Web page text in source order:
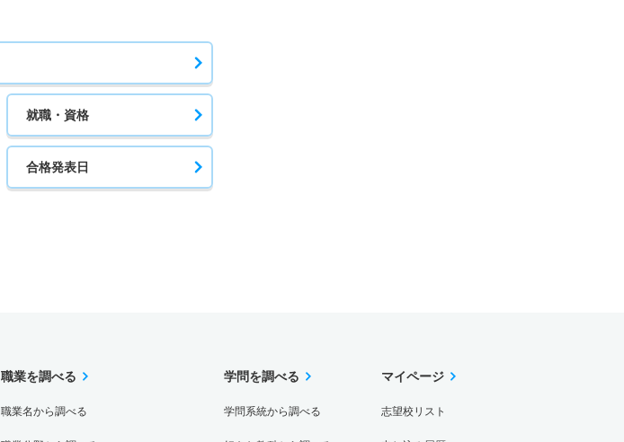
就職・資格
合格発表日
職業を調べる
職業名から調べる
学問を調べる
学問系統から調べる
マイページ
志望校リスト